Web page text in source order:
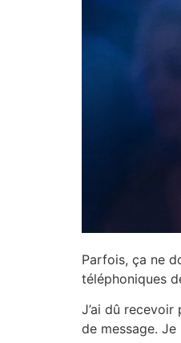
Parfois, ça ne
téléphoniques
J’ai dû
de message. Je